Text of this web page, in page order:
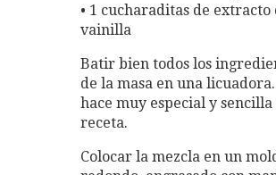
• 1 cucharaditas de extracto
vainilla
Batir bien todos los
de la masa en una
hace muy especial y sencilla
receta.
Colocar la mezcla en un